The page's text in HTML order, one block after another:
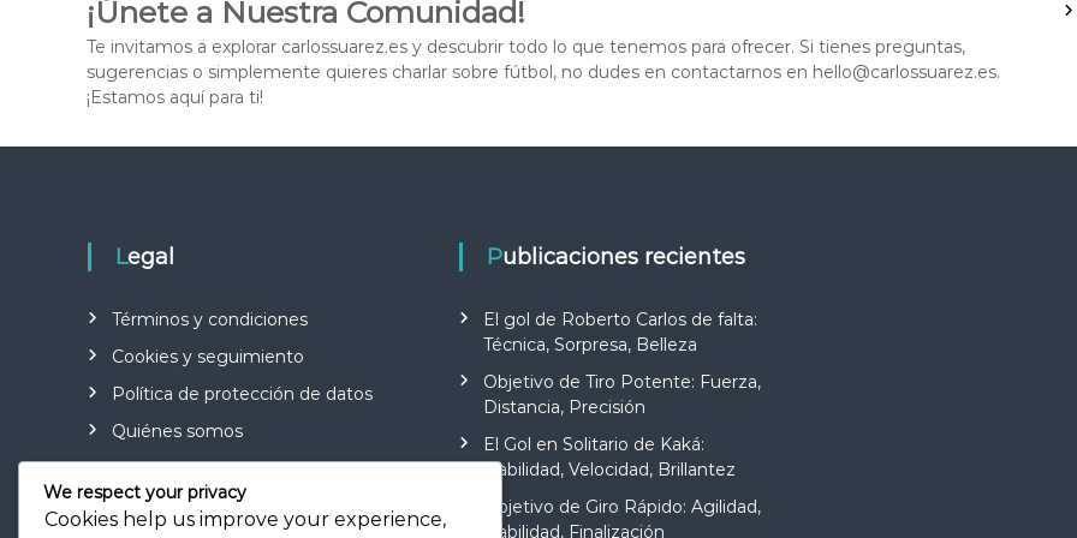
¡Únete a Nuestra Comunidad!
Te invitamos a explorar carlossuarez.es y descubrir todo lo que tenemos para ofrecer. Si tienes preguntas,
sugerencias o simplemente quieres charlar sobre fútbol, no dudes en contactarnos en hello@carlossuarez.es.
¡Estamos aquí para ti!
Legal
Términos y condiciones
Cookies y seguimiento
Política de protección de datos
Quiénes somos
Contacto
Publicaciones recientes
El gol de Roberto Carlos de falta:
Técnica, Sorpresa, Belleza
Objetivo de Tiro Potente: Fuerza,
Distancia, Precisión
El Gol en Solitario de Kaká:
Habilidad, Velocidad, Brillantez
Objetivo de Giro Rápido: Agilidad,
Habilidad, Finalización
We respect your privacy
Cookies help us improve your experience,